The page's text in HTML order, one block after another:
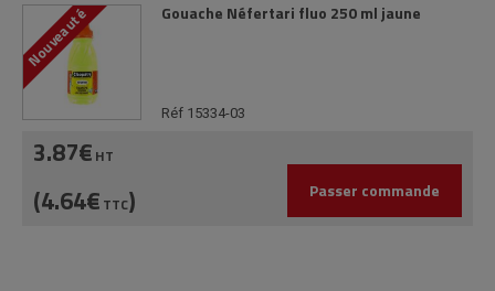
Nouveauté Gouache Néfertari fluo 250 ml jaune
Réf 15334-03
3.87€ HT
(4.64€ TTC) Passer commande